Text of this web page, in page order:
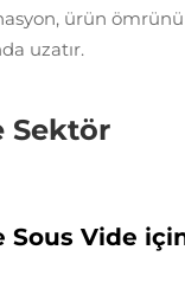
ürün ömrünü
uzatır.
Sektör
Sous Vide